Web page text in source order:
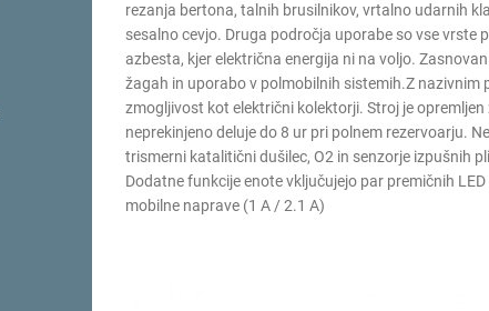
rezanja bertona, talnih brusilnikov, vrtalno udarnih
sesalno cevjo. Druga področja uporabe so vse vrste
azbesta, kjer električna energija ni na voljo.
žagah in uporabo v polmobilnih sistemih.Z
zmogljivost kot električni kolektorji. Stroj je
neprekinjeno deluje do 8 ur pri polnem rezervoarju.
trismerni katalitični dušilec, O2 in senzorje izpušnih
Dodatne funkcije enote vključujejo par premičnih
mobilne naprave (1 A / 2.1 A)